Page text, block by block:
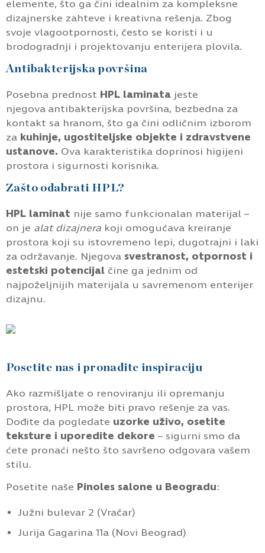
elemente, što ga čini idealnim za kompleksne
dizajnerske zahteve i kreativna rešenja. Zbog
svoje vlagootpornosti, često se koristi i u
brodogradnji i projektovanju enterijera plovila.
Antibakterijska površina
Posebna prednost HPL laminata jeste
njegova antibakterijska površina, bezbedna za
kontakt sa hranom, što ga čini odličnim izborom
za kuhinje, ugostiteljske objekte i zdravstvene
ustanove. Ova karakteristika doprinosi higijeni
prostora i sigurnosti korisnika.
Zašto odabrati HPL?
HPL laminat nije samo funkcionalan materijal –
on je alat dizajnera koji omogućava kreiranje
prostora koji su istovremeno lepi, dugotrajni i laki
za održavanje. Njegova svestranost, otpornost i
estetski potencijal čine ga jednim od
najpoželjnijih materijala u savremenom enterijer
dizajnu.
Posetite nas i pronađite inspiraciju
Ako razmišljate o renoviranju ili opremanju
prostora, HPL može biti pravo rešenje za vas.
Dođite da pogledate uzorke uživo, osetite
teksture i uporedite dekore – sigurni smo da
ćete pronaći nešto što savršeno odgovara vašem
stilu.
Posetite naše Pinoles salone u Beogradu:
Južni bulevar 2 (Vračar)
Jurija Gagarina 11a (Novi Beograd)